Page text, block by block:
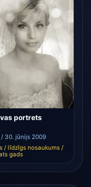
portrets
/ 30. jūnijs 2009
/ līdzīgs nosaukums /
gads